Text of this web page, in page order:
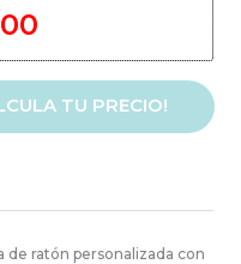
TU PRECIO!
ratón personalizada con